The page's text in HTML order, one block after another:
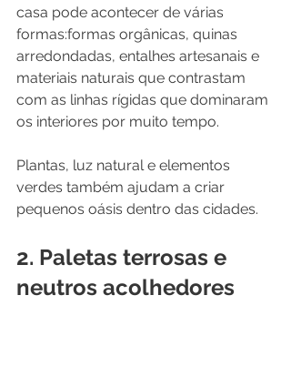
casa pode acontecer de várias
formas:formas orgânicas, quinas
arredondadas, entalhes artesanais e
materiais naturais que contrastam
com as linhas rígidas que dominaram
os interiores por muito tempo.
Plantas, luz natural e elementos
verdes também ajudam a criar
pequenos oásis dentro das cidades.
2. Paletas terrosas e
neutros acolhedores